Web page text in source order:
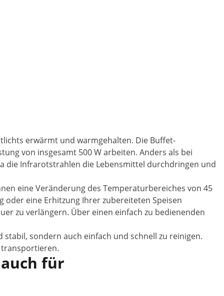
erwärmt und warmgehalten. Die Buffet-
von insgesamt 500 W arbeiten. Anders als bei
die Infrarotstrahlen die Lebensmittel durchdringen und
eine Veränderung des Temperaturbereiches von 45
oder eine Erhitzung Ihrer zubereiteten Speisen
zu verlängern. Über einen einfach zu bedienenden
sondern auch einfach und schnell zu reinigen.
transportieren.
für